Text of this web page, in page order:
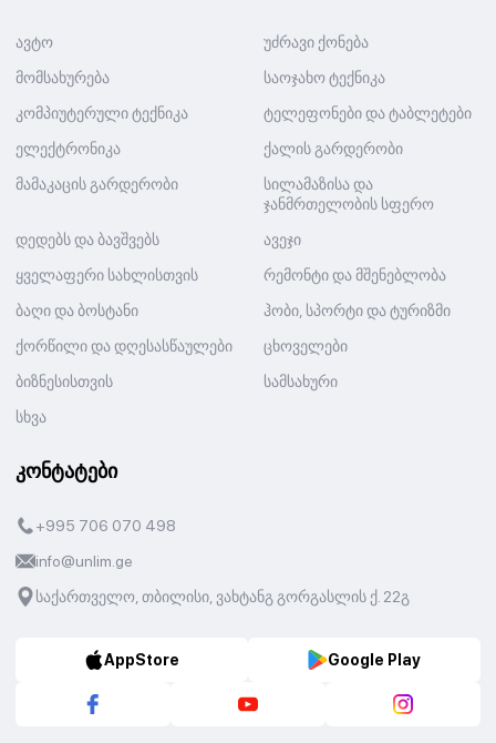
ავტო
უძრავი ქონება
მომსახურება
საოჯახო ტექნიკა
კომპიუტერული ტექნიკა
ტელეფონები და ტაბლეტები
ელექტრონიკა
ქალის გარდერობი
მამაკაცის გარდერობი
სილამაზისა და
ჯანმრთელობის სფერო
დედებს და ბავშვებს
ავეჯი
ყველაფერი სახლისთვის
რემონტი და მშენებლობა
ბაღი და ბოსტანი
ჰობი, სპორტი და ტურიზმი
ქორწილი და დღესასწაულები
ცხოველები
ბიზნესისთვის
სამსახური
სხვა
კონტატები
+995 706 070 498
info@unlim.ge
საქართველო, თბილისი, ვახტანგ გორგასლის ქ. 22გ
AppStore Google Play